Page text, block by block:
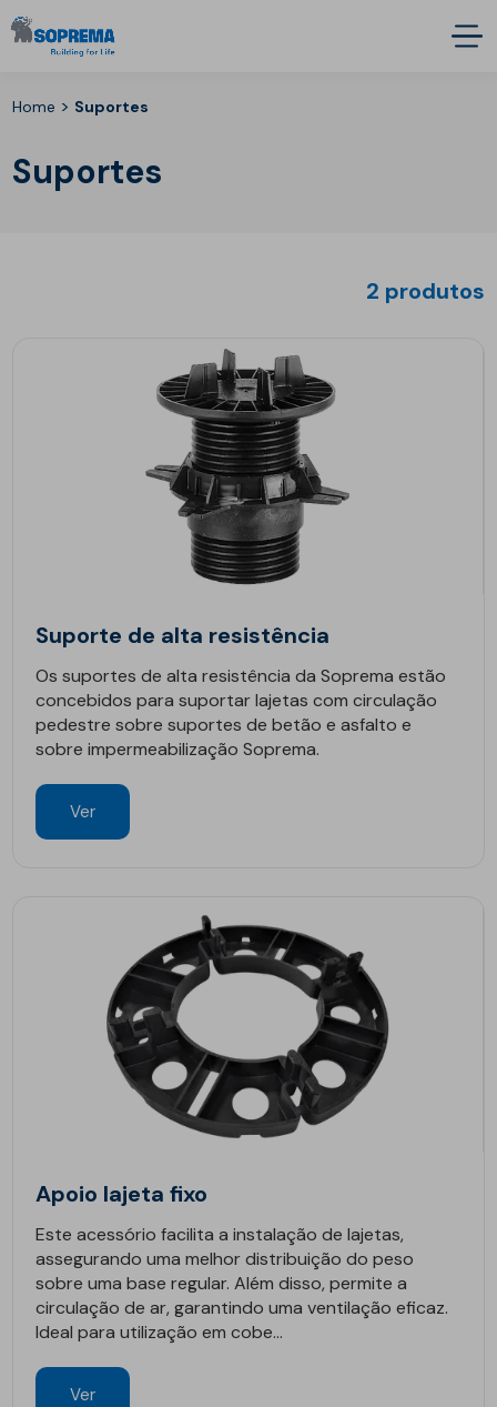
Home > Suportes
Suportes
2 produtos
Suporte de alta resistência
Os suportes de alta resistência da Soprema estão
concebidos para suportar lajetas com circulação
pedestre sobre suportes de betão e asfalto e
sobre impermeabilização Soprema.
Ver
Apoio lajeta fixo
Este acessório facilita a instalação de lajetas,
assegurando uma melhor distribuição do peso
sobre uma base regular. Além disso, permite a
circulação de ar, garantindo uma ventilação eficaz.
Ideal para utilização em cobe...
Ver